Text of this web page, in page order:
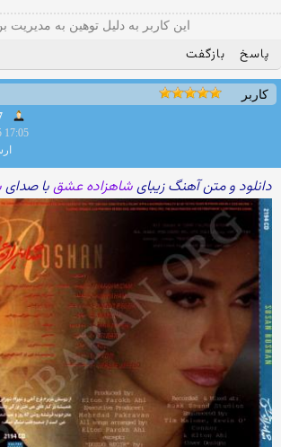
این کاربر به دلیل توهین به مدیریت
پاسخ بازگفت
کاربر
17:05
دانلود و متن آهنگ زیبایشاهزاده عشقبا صدای